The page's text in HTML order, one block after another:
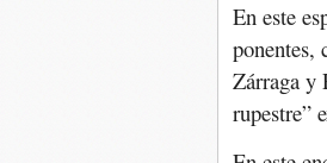
En este
ponentes,
Zárraga y
rupestre”